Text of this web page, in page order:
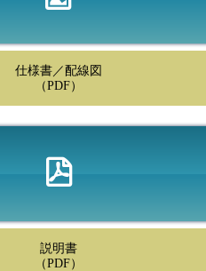
仕様書／配線図
（PDF）
説明書
（PDF）